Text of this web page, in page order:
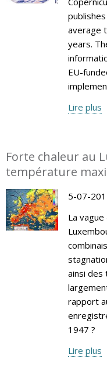
average
years.
EU-
Lire plus
Forte chaleur au
température
5-07-
La
ainsi des
rapport
1947 ?
Lire plus